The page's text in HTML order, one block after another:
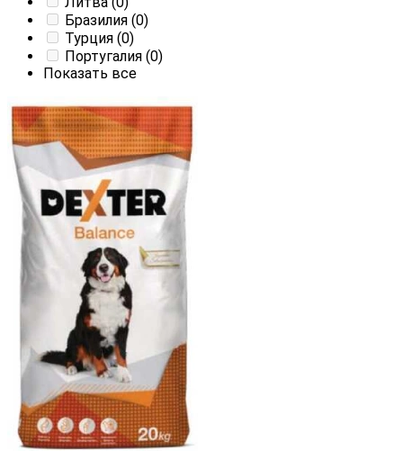
Бразилия (0)
Турция (0)
Португалия (0)
Показать все